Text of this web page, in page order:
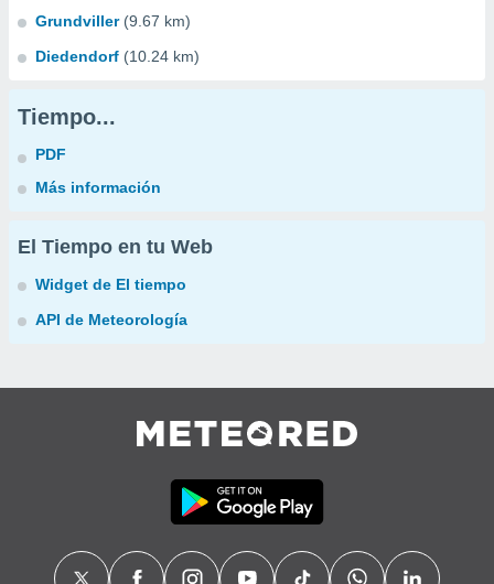
Grundviller (9.67 km)
Diedendorf (10.24 km)
Tiempo...
PDF
Más información
El Tiempo en tu Web
Widget de El tiempo
API de Meteorología